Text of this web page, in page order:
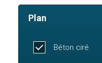
Plan
Béton ciré